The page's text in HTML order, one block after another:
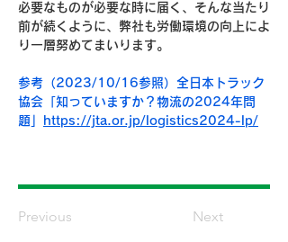
必要なものが必要な時に届く、そんな当たり
前が続くように、弊社も労働環境の向上によ
り一層努めてまいります。
参考（2023/10/16参照）全日本トラック
協会「知っていますか？物流の2024年問
題」
https://jta.or.jp/logistics2024-lp/
Previous Next